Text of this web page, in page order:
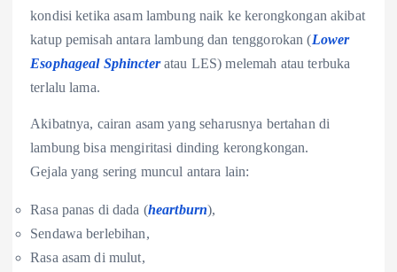
kondisi ketika asam lambung naik ke kerongkongan akibat
katup pemisah antara lambung dan tenggorokan (Lower
Esophageal Sphincteratau LES) melemah atau terbuka
terlalu lama.
Akibatnya, cairan asam yang seharusnya bertahan di
lambung bisa mengiritasi dinding kerongkongan.
Gejala yang sering muncul antara lain:
Rasa panas di dada (heartburn),
Sendawa berlebihan,
Rasa asam di mulut,